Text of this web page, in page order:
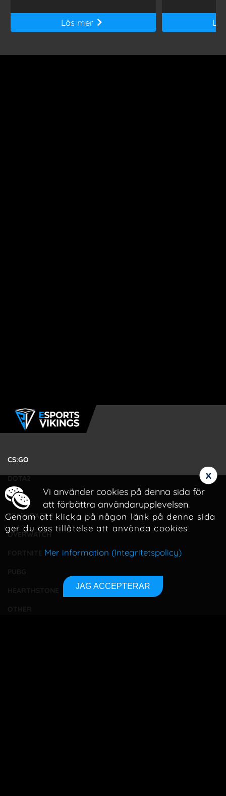
Läs mer
CS:GO
DOTA2
LOL
STARCRAFT 2
OVERWATCH
Vi använder cookies på denna sida för
att förbättra användarupplevelsen.
Genom att klicka på någon länk på denna sida
ger du oss tillåtelse att använda cookies
Mer information (Integritetspolicy)
JAG ACCEPTERAR
x